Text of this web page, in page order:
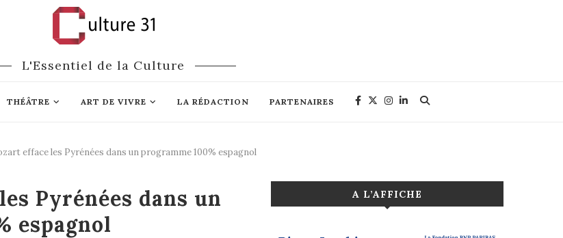
L'Essentiel de la Culture
THÉÂTRE ART DE VIVRE LA RÉDACTION PARTENAIRES
efface les Pyrénées dans un programme 100% espagnol
Pyrénées dans un
espagnol
A L’AFFICHE